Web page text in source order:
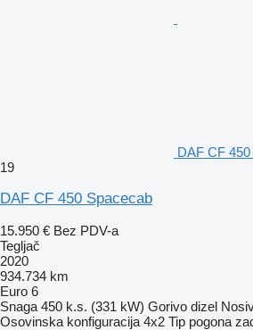
DAF CF
19
DAF CF 450 Spacecab
15.950 € Bez PDV-a
Tegljač
2020
934.734 km
Euro 6
Snaga 450 k.s. (331 kW) Gorivo dizel
Osovinska konfiguracija 4x2 Tip pogona